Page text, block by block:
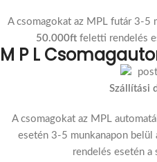
A csomagokat az MPL futár 3-5
50.000ft feletti rendelés
M P L
Szállítási
A csomagokat az MPL
esetén 3-5 munkanapon belül
rendelés esetén a